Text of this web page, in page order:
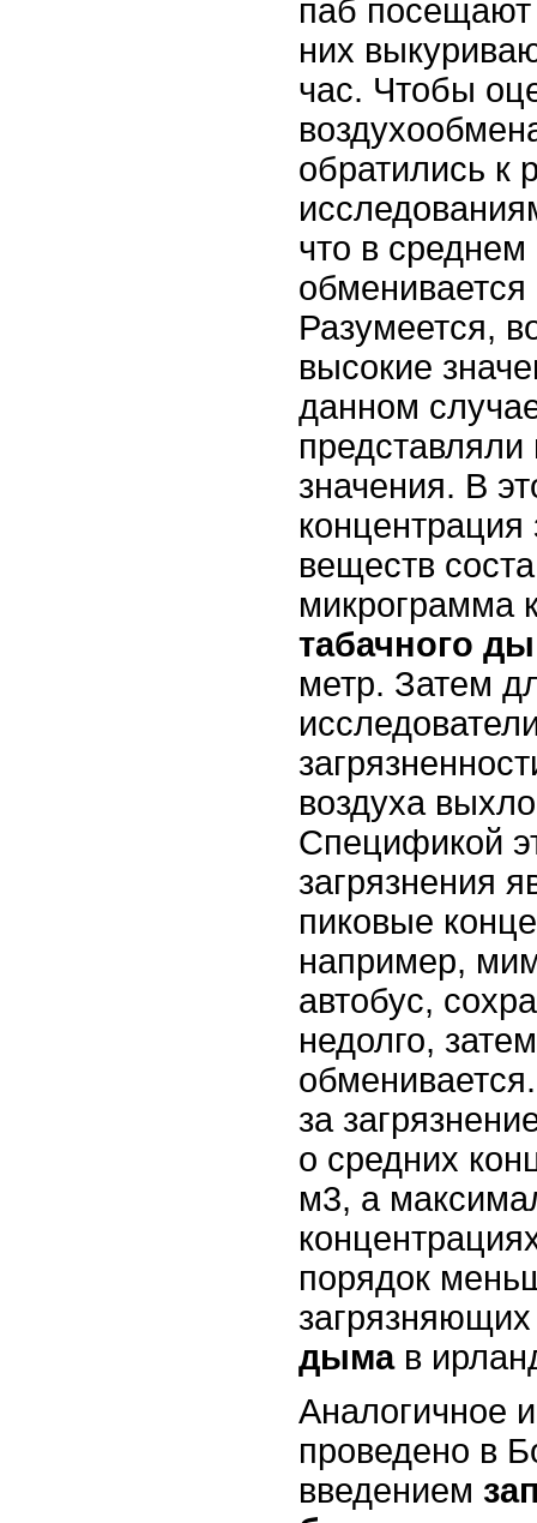
паб посещают
них
час. Чтобы
обратились к
что в среднем
обменивается
Разумеется,
высокие
данном
значения. В
веществ
микрограмма
табачного
метр. Затем
воздуха
Спецификой
загрязнения
пиковые
например,
автобус,
недолго,
за
о средних
м3, а
порядок
дымав
Аналогичное
проведено в
введением